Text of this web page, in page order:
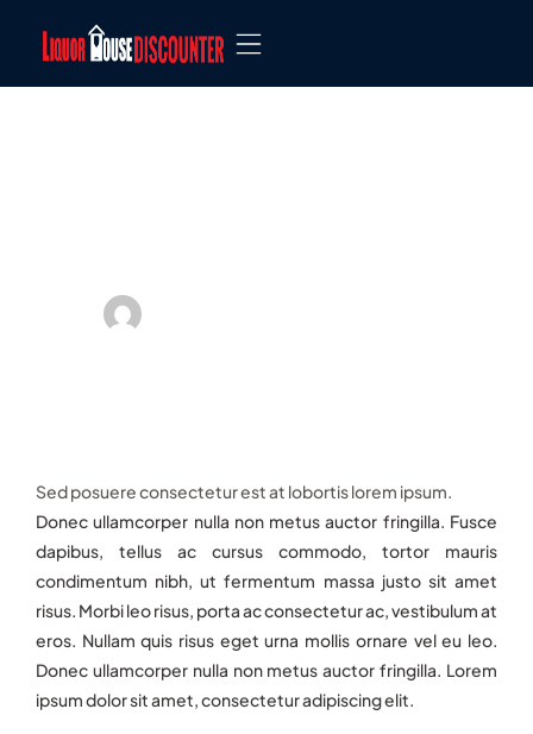
Sed posuere consectetur est at lobortis lorem ipsum.
Donec ullamcorper nulla non metus auctor fringilla. Fusce
dapibus, tellus ac cursus commodo, tortor mauris
condimentum nibh, ut fermentum massa justo sit amet
risus. Morbi leo risus, porta ac consectetur ac, vestibulum at
eros. Nullam quis risus eget urna mollis ornare vel eu leo.
Donec ullamcorper nulla non metus auctor fringilla. Lorem
ipsum dolor sit amet, consectetur adipiscing elit.